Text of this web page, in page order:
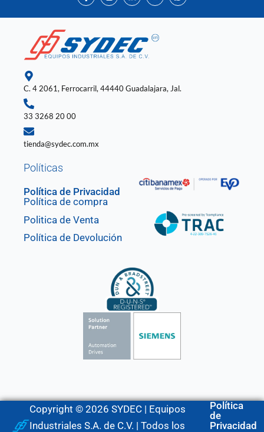
c
e
o
o
k
s
t
g
r
a
n
k
d
i
n
u
t
b
e
a
t
C. 4 2061, Ferrocarril, 44440 Guadalajara, Jal.
33 3268 20 00
tienda@sydec.com.mx
Políticas
Política de Privacidad
Política de compra
Politica de Venta
Política de Devolución
Copyright © 2026 SYDEC | Equipos
Industriales S.A. de C.V. | Todos los
Política
de
Privacidad